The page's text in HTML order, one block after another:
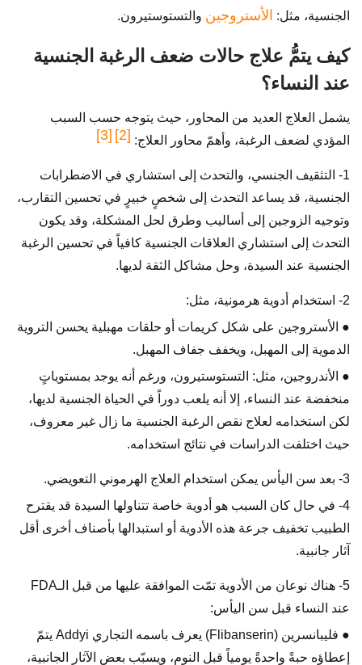
الجنسية، مثل: الأستروجين والتستوستيرون.
كيف يتمُّ علاج حالات ضعف الرغبة الجنسية
عند النساء؟
يشمل العلاج العديد من المحاور، حيث يتوجه حسب السبب
المؤدي لضعف الرغبة، وأهمّ محاور العلاج: [2]
[3]
1- التثقيف الجنسي، والتحدث إلى استشاري في الاضطرابات
الجنسية، قد يساعد التحدث إلى شخصٍ خبيرٍ في تحسين التقارب،
وتوجيه الزوجين إلى أساليب وطرق لحل المشكلة، وقد يكون
التحدث إلى استشاري العلاقات الجنسية كافياً في تحسين الرغبة
الجنسية عند السيدة، وحل مشاكل الثقة لديها.
2- استخدام أدوية هرمونية، مثل:
● الأستروجين على شكل كريمات أو حلقات مهبلية يحسن التروية
الدموية إلى المهبل، ويخفف جفاف المهبل.
● الأندروجين، مثل: التستوستيرون، ورغم أنه يوجد بمستوياتٍ
منخفضة عند النساء، إلا أنه يلعب دوراً في الحياة الجنسية لديها،
لكن استخدامه لعلاج نقص الرغبة الجنسية ما زال غير معروف،
حيث اختلفت الدراسات في نتائج استخدامه.
3- بعد سن اليأس يمكن استخدام العلاج الهرموني التعويضي.
4- في حال كان السبب هو أدوية خاصة تتناولها السيدة قد يقترح
الطبيب تخفيف جرعة هذه الأدوية أو استبدالها بأصناف أخرى أقل
آثار جانبية.
5- هناك نوعان من الأدوية تمّت الموافقة عليها من قبل الـFDA
عند النساء قبل سن اليأس:
● فليبانسرين (Flibanserin) يعرف باسمه التجاري Addyi يتمّ
إعطاؤه حبةً واحدةً يومياً قبل النوم، ويسبّب بعض الآثار الجانبية،